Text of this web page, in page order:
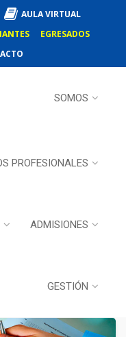
AULA VIRTUAL
EGRESADOS
SOMOS
PROFESIONALES
ADMISIONES
GESTIÓN